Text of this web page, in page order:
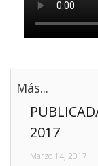
Más...
2017
Marzo 14, 2017